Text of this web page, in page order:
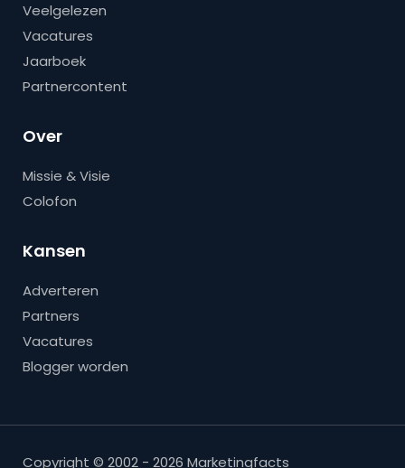
Veelgelezen
Vacatures
Jaarboek
Partnercontent
Over
Missie & Visie
Colofon
Kansen
Adverteren
Partners
Vacatures
Blogger worden
Copyright © 2002 - 2026 Marketingfacts